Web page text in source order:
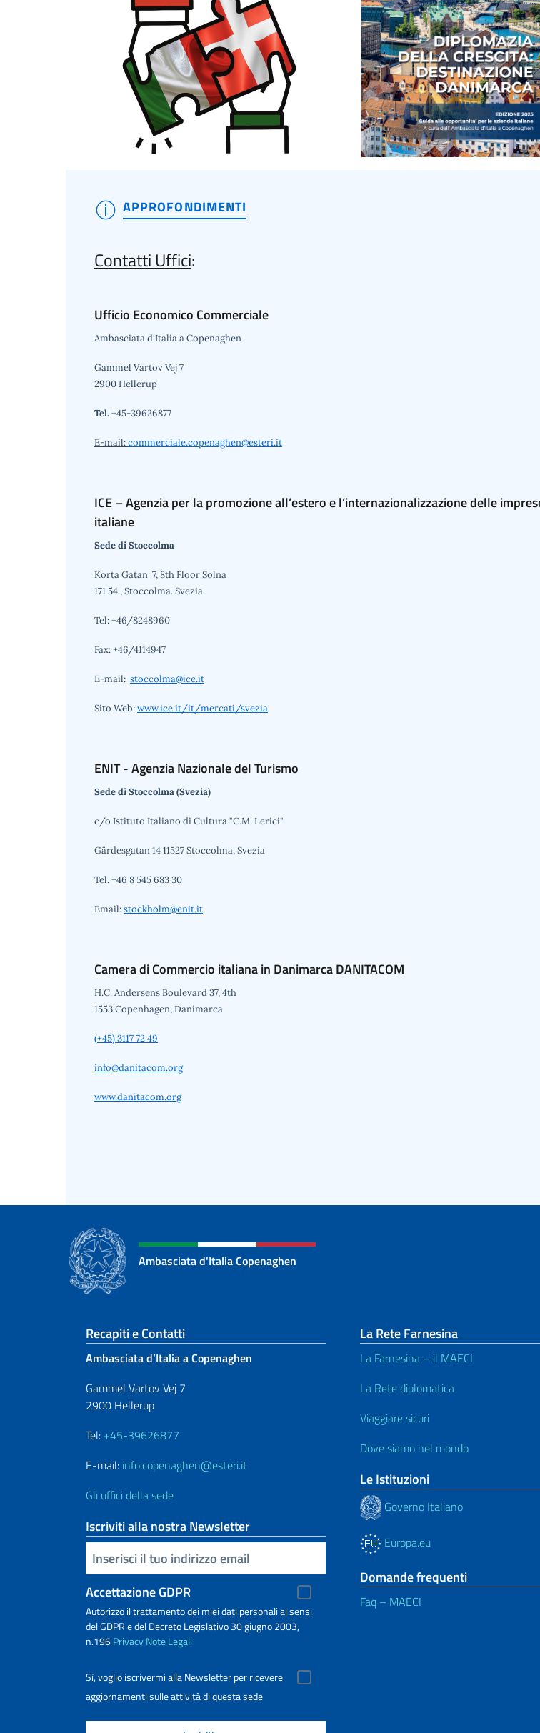
APPROFONDIMENTI
Contatti Uffici:
Ufficio Economico Commerciale
Ambasciata d'Italia a Copenaghen
Gammel Vartov Vej 7
2900 Hellerup
Tel.+45-39626877
E-mail:commerciale.copenaghen@esteri.it
ICE – Agenzia per la promozione all’estero e l’internazionalizzazione delle
italiane
Sede di Stoccolma
Korta Gatan 7, 8th Floor Solna
171 54 , Stoccolma. Svezia
Tel: +46/8248960
Fax: +46/4114947
E-mail: stoccolma@ice.it
Sito Web:www.ice.it/it/mercati/svezia
ENIT - Agenzia Nazionale del Turismo
Sede di Stoccolma (Svezia)
c/o Istituto Italiano di Cultura "C.M. Lerici"
Gärdesgatan 14 11527 Stoccolma, Svezia
Tel. +46 8 545 683 30
Email:stockholm@enit.it
Camera di Commercio italiana in Danimarca DANITACOM
H.C. Andersens Boulevard 37, 4th
1553 Copenhagen, Danimarca
(+45) 3117 72 49
info@danitacom.org
www.danitacom.org
Ambasciata d'Italia Copenaghen
Sezione footer
Recapiti e Contatti
Ambasciata d’Italia a Copenaghen
Gammel Vartov Vej 7
2900 Hellerup
Tel: +45-39626877
E-mail: info.copenaghen@esteri.it
Gli uffici della sede
Iscriviti alla nostra Newsletter
Inserisci la tua email
Accettazione GDPR
Autorizzo il trattamento dei miei dati personali ai sensi
del GDPR e del Decreto Legislativo 30 giugno 2003,
n.196PrivacyNote Legali
Sì, voglio iscrivermi alla Newsletter per ricevere
aggiornamenti sulle attività di questa sede
La Rete Farnesina
La Farnesina – il MAECI
La Rete diplomatica
Viaggiare sicuri
Dove siamo nel mondo
Le Istituzioni
Governo Italiano
Europa.eu
Domande frequenti
Faq – MAECI